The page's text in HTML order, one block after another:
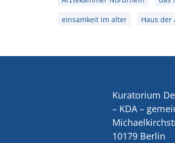
einsamkeit im alter Haus der
Kuratorium
– KDA –
10179 Berlin